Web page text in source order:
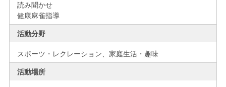
読み聞かせ
健康麻雀指導
活動分野
スポーツ・レクレーション、家庭生活・趣味
活動場所